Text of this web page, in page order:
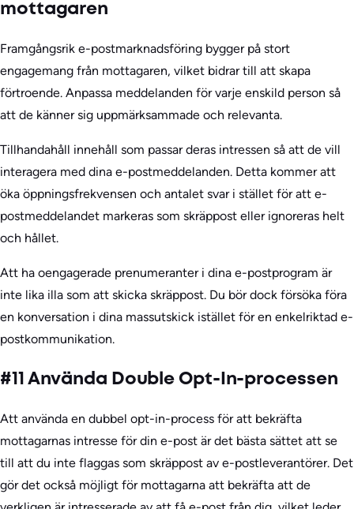
mottagaren
Framgångsrik e-postmarknadsföring bygger på stort
engagemang från mottagaren, vilket bidrar till att skapa
förtroende. Anpassa meddelanden för varje enskild person så
att de känner sig uppmärksammade och relevanta.
Tillhandahåll innehåll som passar deras intressen så att de vill
interagera med dina e-postmeddelanden. Detta kommer att
öka öppningsfrekvensen och antalet svar i stället för att e-
postmeddelandet markeras som skräppost eller ignoreras helt
och hållet.
Att ha oengagerade prenumeranter i dina e-postprogram är
inte lika illa som att skicka skräppost. Du bör dock försöka föra
en konversation i dina massutskick istället för en enkelriktad e-
postkommunikation.
#11 Använda Double Opt-In-processen
Att använda en dubbel opt-in-process för att bekräfta
mottagarnas intresse för din e-post är det bästa sättet att se
till att du inte flaggas som skräppost av e-postleverantörer. Det
gör det också möjligt för mottagarna att bekräfta att de